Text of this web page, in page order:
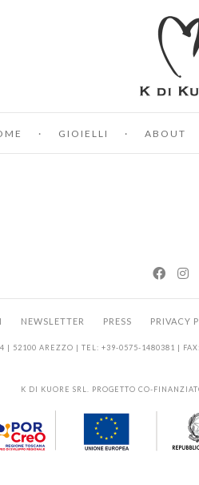
GIOIELLI ABOUT
NEWSLETTER PRESS PRIVACY
| 52100 AREZZO | TEL: +39-0575-1480381 |
K DI KUORE SRL. PROGETTO CO-